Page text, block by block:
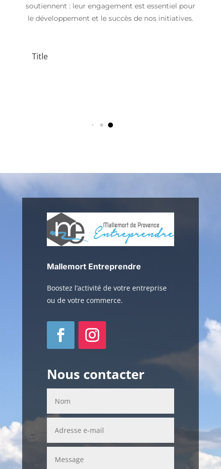
soutiennent : leur engagement est essentiel pour
le développement et le succès de nos initiatives.
Mallemort Entreprendre
Boostez l’activité de votre entreprise
ou de votre commerce.
Nous contacter